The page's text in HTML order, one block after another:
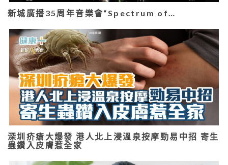
新城廣播35周年音樂會“Spectrum of…
深圳疥瘡大爆發 港人北上浸溫泉按摩勁易中招 寄生
蟲鑽入皮膚惹全家